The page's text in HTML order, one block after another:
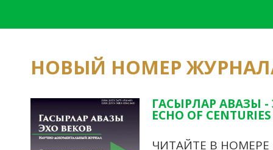
НОВЫЙ НОМЕР
ГАСЫРЛАР АВАЗЫ -
ECHO OF
ЧИТАЙТЕ В НОМЕРЕ